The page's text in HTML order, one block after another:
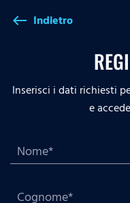
west Indietro
Inserisci i dati richiesti
e